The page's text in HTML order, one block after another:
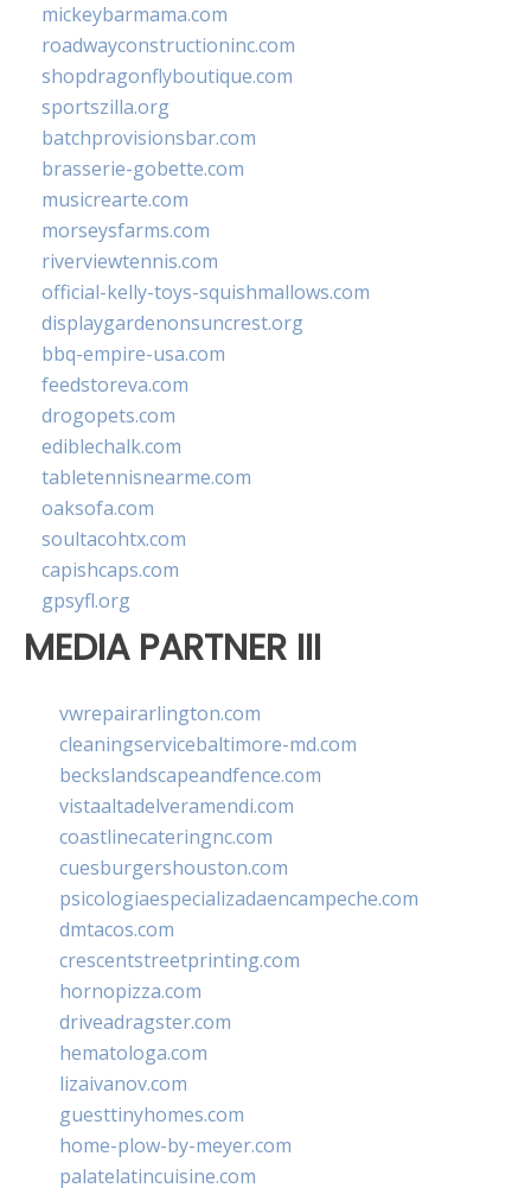
mickeybarmama.com
roadwayconstructioninc.com
shopdragonflyboutique.com
sportszilla.org
batchprovisionsbar.com
brasserie-gobette.com
musicrearte.com
morseysfarms.com
riverviewtennis.com
official-kelly-toys-squishmallows.com
displaygardenonsuncrest.org
bbq-empire-usa.com
feedstoreva.com
drogopets.com
ediblechalk.com
tabletennisnearme.com
oaksofa.com
soultacohtx.com
capishcaps.com
gpsyfl.org
MEDIA PARTNER III
vwrepairarlington.com
cleaningservicebaltimore-md.com
beckslandscapeandfence.com
vistaaltadelveramendi.com
coastlinecateringnc.com
cuesburgershouston.com
psicologiaespecializadaencampeche.com
dmtacos.com
crescentstreetprinting.com
hornopizza.com
driveadragster.com
hematologa.com
lizaivanov.com
guesttinyhomes.com
home-plow-by-meyer.com
palatelatincuisine.com